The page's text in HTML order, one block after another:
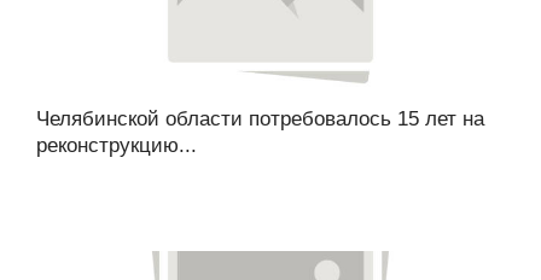
Челябинской области потребовалось 15 лет на
реконструкцию...